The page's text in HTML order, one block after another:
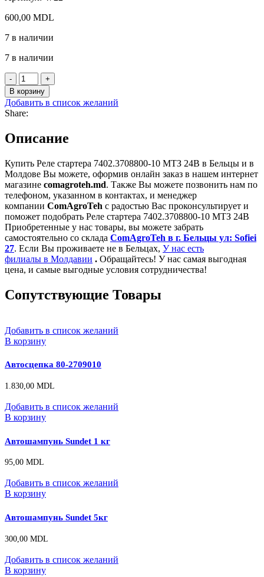
600,00 MDL
7 в наличии
7 в наличии
Количество
товара
Реле
стартера
7402.3708800-
МТЗ
В корзину
Добавить в список желаний
Share:
Описание
Купить Реле стартера 7402.3708800-10 МТЗ 24В в Бельцы и в
Молдове Вы можете, оформив онлайн заказ в нашем интернет
магазине comagroteh.md. Также Вы можете позвонить нам по
телефоном, указанном в контактах, и менеджер
компании ComAgroTeh с радостью Вас проконсультирует и
поможет подобрать Реле стартера 7402.3708800-10 МТЗ 24В
Приобретенные у нас товары, вы можете забрать
самостоятельно со склада ComAgroTeh в г. Бельцы ул: Sofiei
27. Если Вы проживаете не в Бельцах, У нас есть
филиалы в Молдавии . Обращайтесь! У нас самая выгодная
цена, и самые выгодные условия сотрудничества!
Сопутствующие Товары
Добавить в список желаний
В корзину
Автосцепка 80-2709010
1.830,00 MDL
Добавить в список желаний
В корзину
Автошампунь Sundet 1 кг
95,00 MDL
Добавить в список желаний
В корзину
Автошампунь Sundet 5кг
300,00 MDL
Добавить в список желаний
В корзину